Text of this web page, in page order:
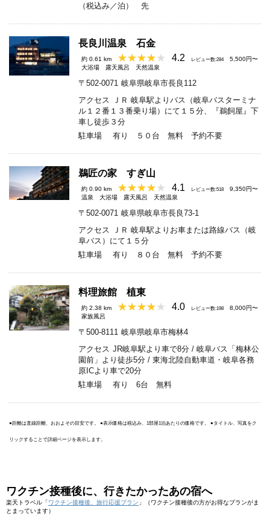
（税込み／泊） 先
長良川温泉 石金
約 0.61 km 4.2 レビュー数:284
5,500円〜
大浴場
露天風呂 天然温泉
〒502-0071 岐阜県岐阜市長良112
アクセス
ＪＲ 岐阜駅よりバス（岐阜バスターミナ
ル１２番１３番乗り場）にて１５分、『鵜飼屋』下
車し徒歩３分
駐車場
有り ５０台 無料 予約不要
鵜匠の家 すぎ山
約 0.90 km 4.1 レビュー数:518
9,350円〜
温泉
大浴場 露天風呂 天然温泉
〒502-0071 岐阜県岐阜市長良73-1
アクセス
ＪＲ 岐阜駅よりお車または路線バス（岐
阜バス）にて１５分
駐車場
有り ８０台 無料 予約不要
料理旅館 植東
約 2.38 km 4.0 レビュー数:198
8,000円〜
家族風呂
〒500-8111 岐阜県岐阜市梅林4
アクセス JR岐阜駅より車で8分 / 岐阜バス「梅林公
園前」より徒歩5分 / 東海北陸自動車道・岐阜各務
原ICより車で20分
駐車場
有り 6台 無料
●距離は直線距離、おおよその目安です。 ●表示価格は税込み、1部屋1泊あたりの価格です。 ●タイトル、写真をク
リックすることで詳細ページを表示します。
ワクチン接種後に、行きたかったあの宿へ
楽天トラベル「ワクチン接種後、旅行応援プラン 」（ワクチン接種後の方がお得なプランがま
とまっています）